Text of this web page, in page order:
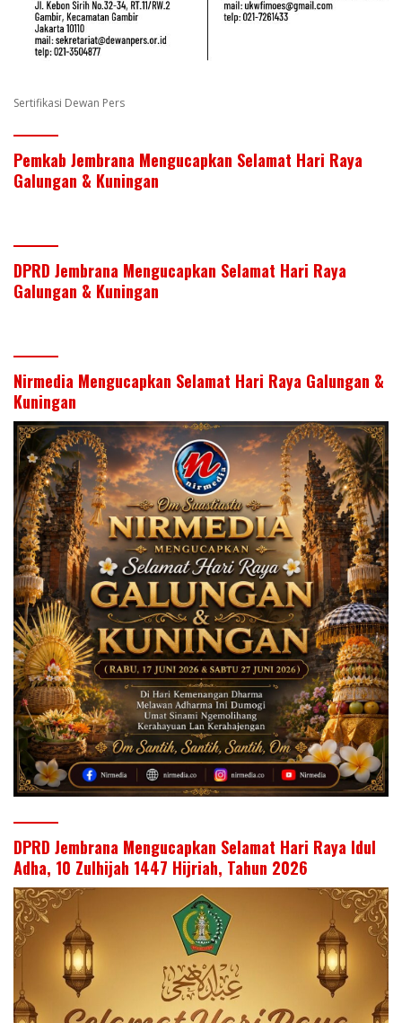
Sertifikasi Dewan Pers
Pemkab Jembrana Mengucapkan Selamat Hari Raya
Galungan & Kuningan
DPRD Jembrana Mengucapkan Selamat Hari Raya
Galungan & Kuningan
Nirmedia Mengucapkan Selamat Hari Raya Galungan &
Kuningan
DPRD Jembrana Mengucapkan Selamat Hari Raya Idul
Adha, 10 Zulhijah 1447 Hijriah, Tahun 2026